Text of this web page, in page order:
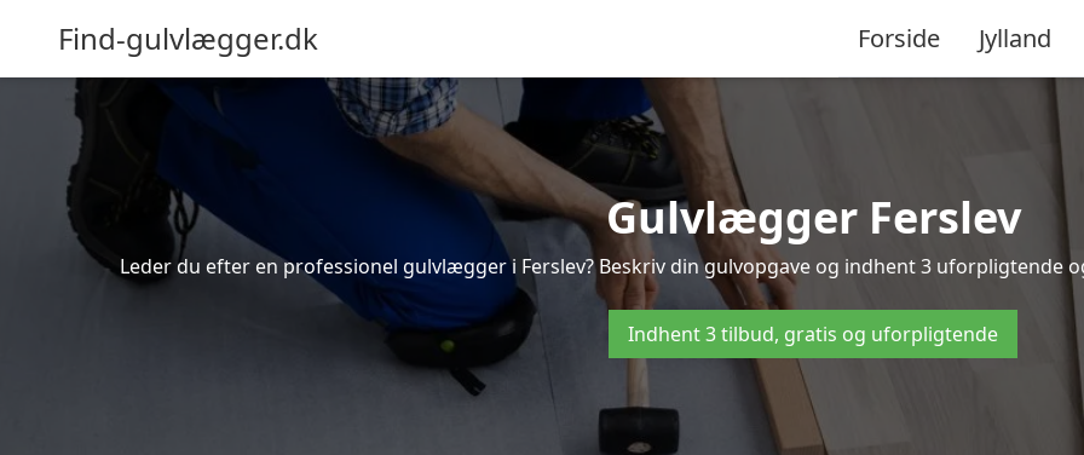
Find-gulvlægger.dk Forside Jylland
Gulvlægger Ferslev
Leder du efter en professionel gulvlægger i Ferslev? Beskriv din gulvopgave og indhent 3 uforpligtende
Indhent 3 tilbud, gratis og uforpligtende